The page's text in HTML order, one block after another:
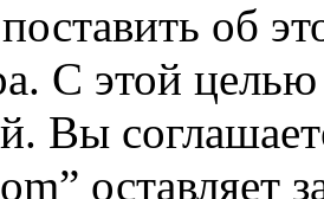
об
С этой
Вы
оставляет